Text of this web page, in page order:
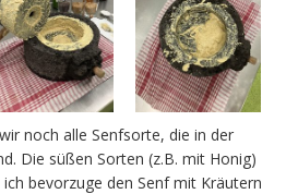
noch alle Senfsorte, die in der
Die süßen Sorten (z.B. mit Honig)
bevorzuge den Senf mit Kräutern